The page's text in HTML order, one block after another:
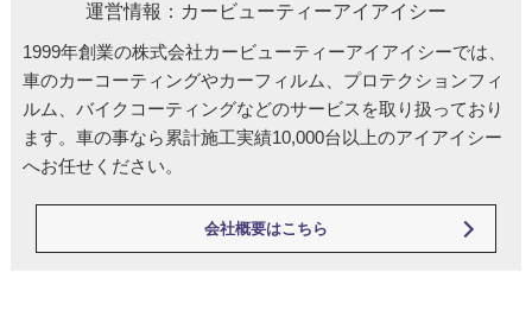
運営情報：カービューティーアイアイシー
1999年創業の株式会社カービューティーアイアイシーでは、
車のカーコーティングやカーフィルム、プロテクションフィ
ルム、バイクコーティングなどのサービスを取り扱っており
ます。車の事なら累計施工実績10,000台以上のアイアイシー
へお任せください。
会社概要はこちら